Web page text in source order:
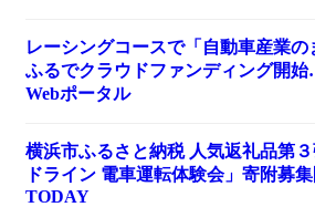
レーシングコースで「自動車産業の
ふるでクラウドファンディング開
Webポータル
横浜市ふるさと納税 人気返礼品第
ドライン 電車運転体験会」寄附募
TODAY